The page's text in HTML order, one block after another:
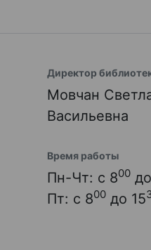
Директор
Мовчан
Васильевна
Время работы
Пн-Чт: с 800
Пт: с 800 до 15